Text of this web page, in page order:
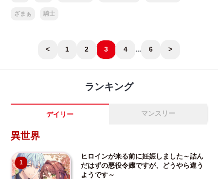
ざまぁ 騎士
< 1 2 3 4 ... 6 >
ランキング
デイリー マンスリー
異世界
1
ヒロインが来る前に妊娠しました～詰ん
だはずの悪役令嬢ですが、どうやら違う
ようです～